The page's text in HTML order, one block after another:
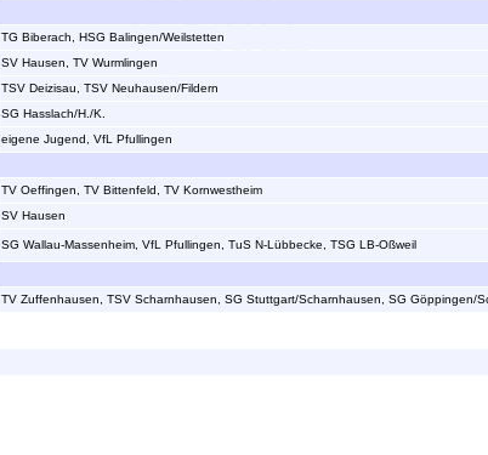
TG Biberach, HSG Balingen/Weilstetten
SV Hausen, TV Wurmlingen
TSV Deizisau, TSV Neuhausen/Fildern
SG Hasslach/H./K.
eigene Jugend, VfL Pfullingen
TV Oeffingen, TV Bittenfeld, TV Kornwestheim
SV Hausen
SG Wallau-Massenheim, VfL Pfullingen, TuS N-Lübbecke, TSG LB-Oßweil
TV Zuffenhausen, TSV Scharnhausen, SG Stuttgart/Scharnhausen, SG Göppingen/